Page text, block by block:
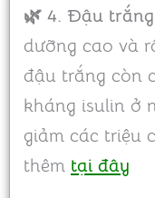
🌿 4. Đậu
dưỡng cao và
đậu trắng còn
kháng isulin ở
giảm các triệu
thêm tại đây